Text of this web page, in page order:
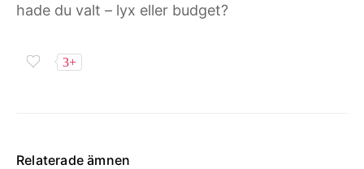
hade du valt – lyx eller budget?
3+
Relaterade ämnen